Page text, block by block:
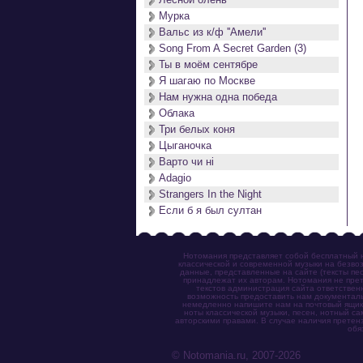
Мурка
Вальс из к/ф ''Амели''
Song From A Secret Garden (3)
Ты в моём сентябре
Я шагаю по Москве
Нам нужна одна победа
Облака
Три белых коня
Цыганочка
Варто чи нi
Adagio
Strangers In the Night
Если б я был султан
Нотомания представляет собой
классической и современной музыки на
данные, представленные на сайте (тексты
принадлежат их авторам. Нотомания не
текстов администрация сайта
возможность предоставить нам
немедленно напишите нам на почтовый
ноты классической музыки, песен, нотный
авторскими правами. В случае наличия
© Notomania.ru, 2007-2026